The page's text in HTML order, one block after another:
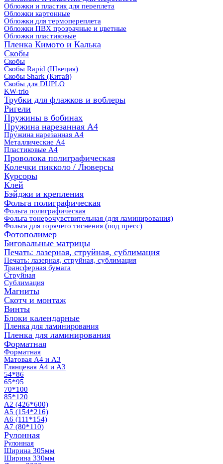
Обложки и пластик для переплета
Обложки картонные
Обложки для термопереплета
Обложки ПВХ прозрачные и цветные
Обложки пластиковые
Пленка Кимото и Калька
Скобы
Скобы
Скобы Rapid (Швеция)
Скобы Shark (Китай)
Скобы для DUPLO
KW-trio
Трубки для флажков и воблеры
Ригели
Пружины в бобинах
Пружина нарезанная А4
Пружина нарезанная А4
Металлические А4
Пластиковые А4
Проволока полиграфическая
Колечки пикколо / Люверсы
Курсоры
Клей
Бэйджи и крепления
Фольга полиграфическая
Фольга полиграфическая
Фольга тонерочувствительная (для ламинирования)
Фольга для горячего тиснения (под пресс)
Фотополимер
Биговальные матрицы
Печать: лазерная, струйная, сублимация
Печать: лазерная, струйная, сублимация
Трансферная бумага
Струйная
Сублимация
Магниты
Скотч и монтаж
Винты
Блоки календарные
Пленка для ламинирования
Пленка для ламинирования
Форматная
Форматная
Матовая А4 и А3
Глянцевая А4 и А3
54*86
65*95
70*100
85*120
А2 (426*600)
А5 (154*216)
А6 (111*154)
А7 (80*110)
Рулонная
Рулонная
Ширина 305мм
Ширина 330мм